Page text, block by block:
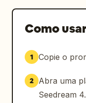
Como
1 Copie o
2
Abra uma
Seedream